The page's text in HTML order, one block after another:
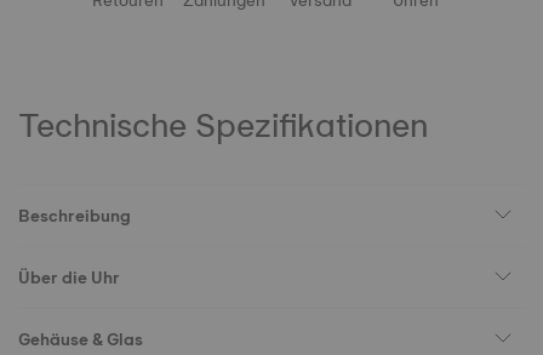
Technische Spezifikationen
Beschreibung
Über die Uhr
Gehäuse & Glas